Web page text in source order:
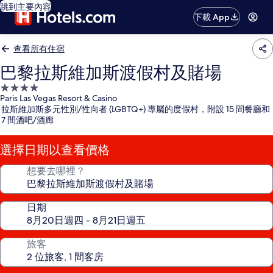
跳到主要內容
下載 App
查看所有住宿
巴黎拉斯維加斯渡假村及賭場
4.0
星
級
住
宿
Paris Las Vegas Resort & Casino
拉斯維加斯多元性別/性向者 (LGBTQ+) 專屬的度假村，附設 15 間餐廳和
7 間酒吧/酒廊
選擇日期以查看價格
想要去哪裡？
日期
旅客